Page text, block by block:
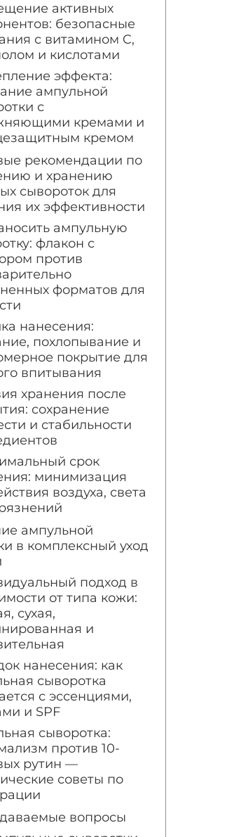
активных
безопасные
с витамином C,
и кислотами
эффекта:
ампульной
с
кремами и
кремом
рекомендации по
и хранению
сывороток для
их эффективности
ампульную
флакон с
против
форматов для
нанесения:
похлопывание и
покрытие для
впитывания
хранения после
сохранение
и стабильности
срок
минимизация
воздуха, света
ампульной
в комплексный уход
подход в
от типа кожи:
сухая,
и
нанесения: как
сыворотка
с эссенциями,
и SPF
сыворотка:
против 10-
рутин —
советы по
вопросы